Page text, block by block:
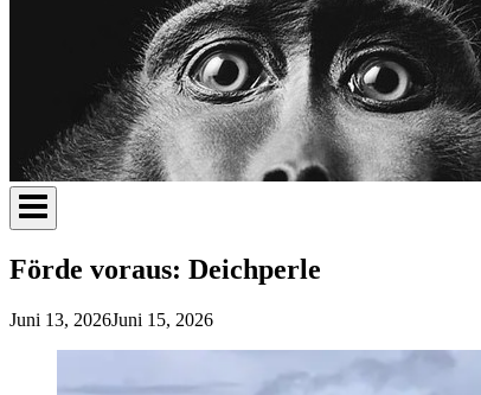
Förde voraus: Deichperle
Juni 13, 2026Juni 15, 2026